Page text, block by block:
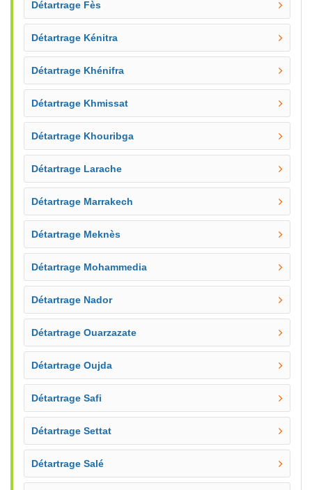
Détartrage Fès
Détartrage Kénitra
Détartrage Khénifra
Détartrage Khmissat
Détartrage Khouribga
Détartrage Larache
Détartrage Marrakech
Détartrage Meknès
Détartrage Mohammedia
Détartrage Nador
Détartrage Ouarzazate
Détartrage Oujda
Détartrage Safi
Détartrage Settat
Détartrage Salé